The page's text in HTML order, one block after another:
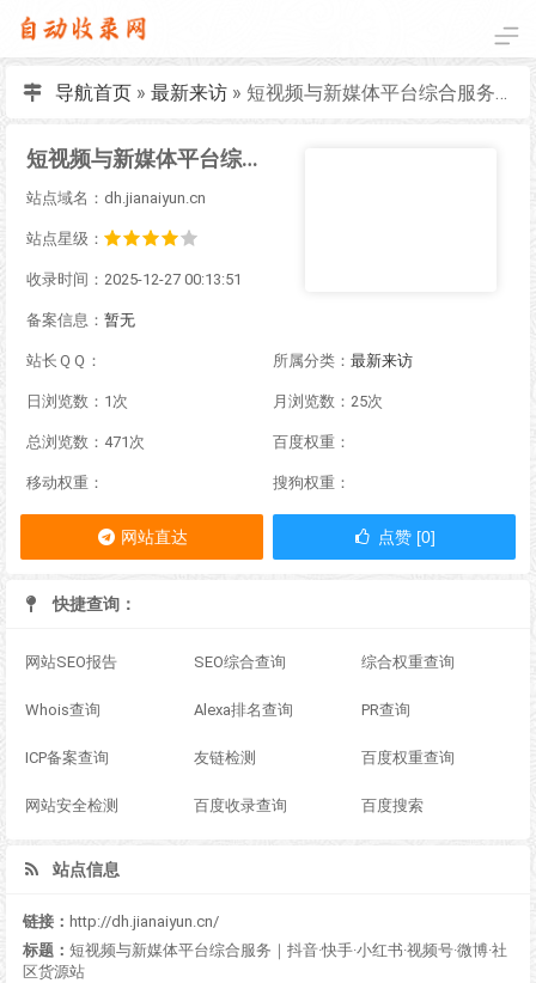
导航首页» 最新来访» 短视频与新媒体平台综合服务｜抖音·快手·小红书·视频号·微博·社区货源站
短视频与新媒体平台综合服务｜抖音·快手·小红书·视频号·微博·社区货源站
站点域名：dh.jianaiyun.cn
站点星级：
收录时间：2025-12-27 00:13:51
备案信息： 暂无
站长ＱＱ： 所属分类： 最新来访
日浏览数：1次 月浏览数：25次
总浏览数：471次 百度权重：
移动权重： 搜狗权重：
网站直达 点赞 [0]
快捷查询：
网站SEO报告 SEO综合查询 综合权重查询
Whois查询 Alexa排名查询 PR查询
ICP备案查询 友链检测 百度权重查询
网站安全检测 百度收录查询 百度搜索
站点信息
链接： http://dh.jianaiyun.cn/
标题： 短视频与新媒体平台综合服务｜抖音·快手·小红书·视频号·微博·社
区货源站